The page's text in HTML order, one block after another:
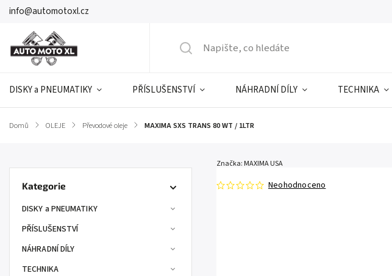
info@automotoxl.cz
DISKY a PNEUMATIKY PŘÍSLUŠENSTVÍ NÁHRADNÍ DÍLY TECHNIKA
Domů / OLEJE / Převodové oleje / MAXIMA SXS TRANS 80 WT / 1LTR
Kategorie
DISKY a PNEUMATIKY
PŘÍSLUŠENSTVÍ
NÁHRADNÍ DÍLY
TECHNIKA
Neohodnoceno
Značka: MAXIMA USA